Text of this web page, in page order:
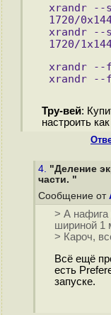
xrandr --
1720/
xrandr --
1720/
xrandr --
xrandr --
Тру-вей:
настроить
4. "Деление
части. "
Сообщение от
> А нафига
шириной 1
> Кароч,
Всё ещё
есть
запуске.